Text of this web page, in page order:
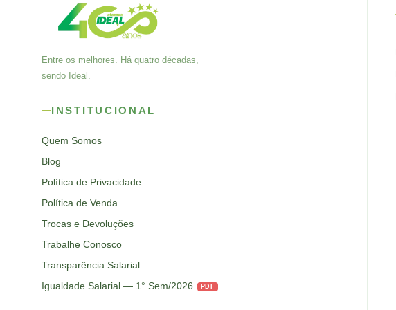
Entre os melhores. Há quatro décadas,
sendo Ideal.
INSTITUCIONAL
Quem Somos
Blog
Política de Privacidade
Política de Venda
Trocas e Devoluções
Trabalhe Conosco
Transparência Salarial
Igualdade Salarial — 1° Sem/2026
PDF